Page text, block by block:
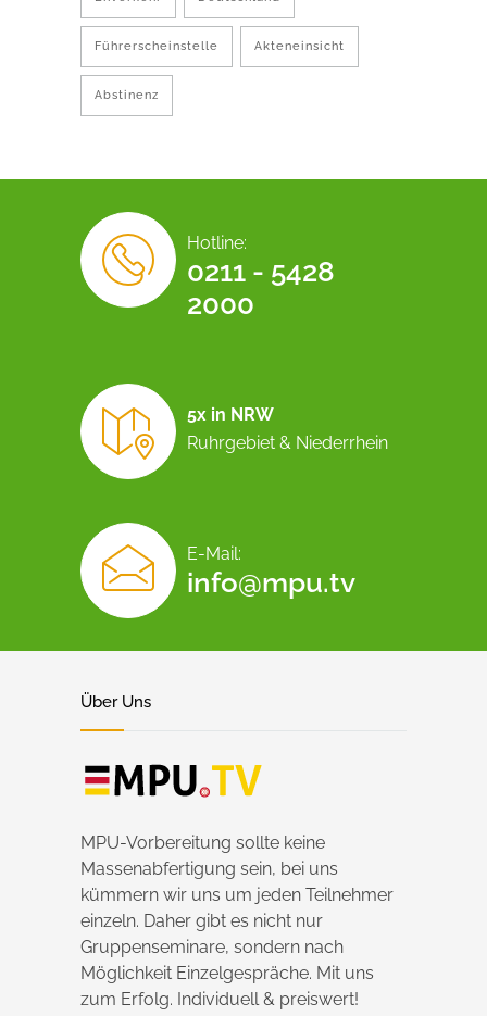
Führerscheinstelle Akteneinsicht
Abstinenz
Hotline:
0211 - 5428
2000
5x in NRW
Ruhrgebiet & Niederrhein
E-Mail:
info@mpu.tv
Über Uns
MPU-Vorbereitung sollte keine
Massenabfertigung sein, bei uns
kümmern wir uns um jeden Teilnehmer
einzeln. Daher gibt es nicht nur
Gruppenseminare, sondern nach
Möglichkeit Einzelgespräche. Mit uns
zum Erfolg. Individuell & preiswert!